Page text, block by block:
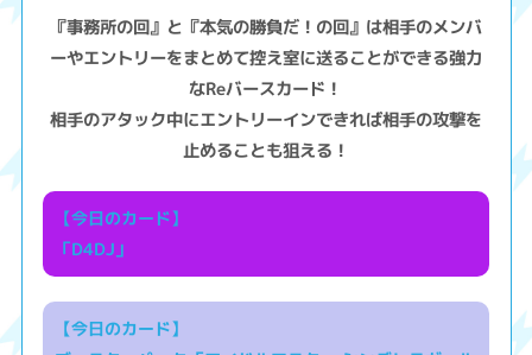
『事務所の回』と『本気の勝負だ！の回』は相手のメンバ
ーやエントリーをまとめて控え室に送ることができる強力
なReバースカード！
相手のアタック中にエントリーインできれば相手の攻撃を
止めることも狙える！
【今日のカード】
「D4DJ」
【今日のカード】